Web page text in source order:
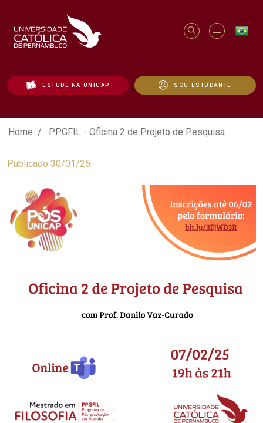
ESTUDE NA UNICAP SOU ESTUDANTE
PPGFIL - Oficina 2 de Projeto de
Home PPGFIL - Oficina 2 de Projeto de Pesquisa
Publicado 30/01/25